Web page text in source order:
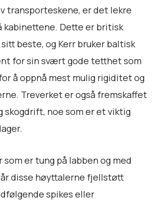
transporteskene, er det lekre
kabinettene. Dette er britisk
beste, og Kerr bruker baltisk
for sin svært gode tetthet som
å oppnå mest mulig rigiditet og
Treverket er også fremskaffet
noe som er et viktig
som er tung på labben og med
disse høyttalerne fjellstøtt
spikes eller